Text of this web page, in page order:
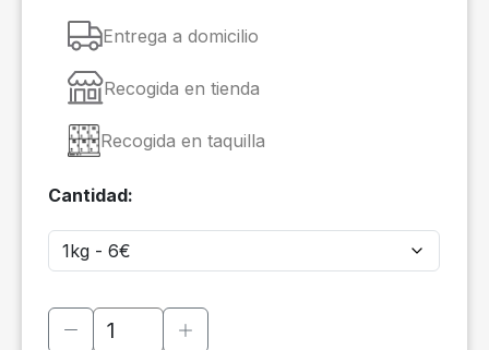
Entrega a domicilio
Recogida en tienda
Recogida en taquilla
Cantidad: